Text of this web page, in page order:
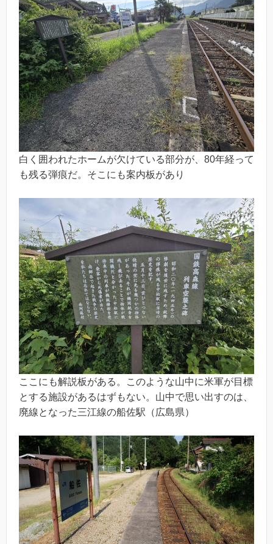
白く囲われたホームが欠けている部分が、80年経って
も残る弾痕だ。そこにも案内板があり
ここにも解説板がある。このような山中に米軍が目標
とする施設があるはずもない。山中で思い出すのは、
廃線となった三江線の船佐駅（広島県）